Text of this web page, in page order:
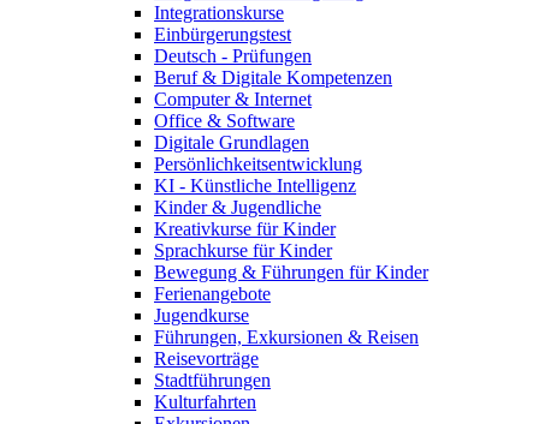
Integrationskurse
Einbürgerungstest
Deutsch - Prüfungen
Beruf & Digitale Kompetenzen
Computer & Internet
Office & Software
Digitale Grundlagen
Persönlichkeitsentwicklung
KI - Künstliche Intelligenz
Kinder & Jugendliche
Kreativkurse für Kinder
Sprachkurse für Kinder
Bewegung & Führungen für Kinder
Ferienangebote
Jugendkurse
Führungen, Exkursionen & Reisen
Reisevorträge
Stadtführungen
Kulturfahrten